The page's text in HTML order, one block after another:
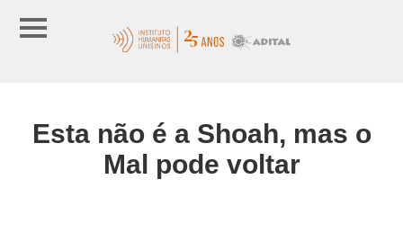
Esta não é a Shoah, mas o
Mal pode voltar